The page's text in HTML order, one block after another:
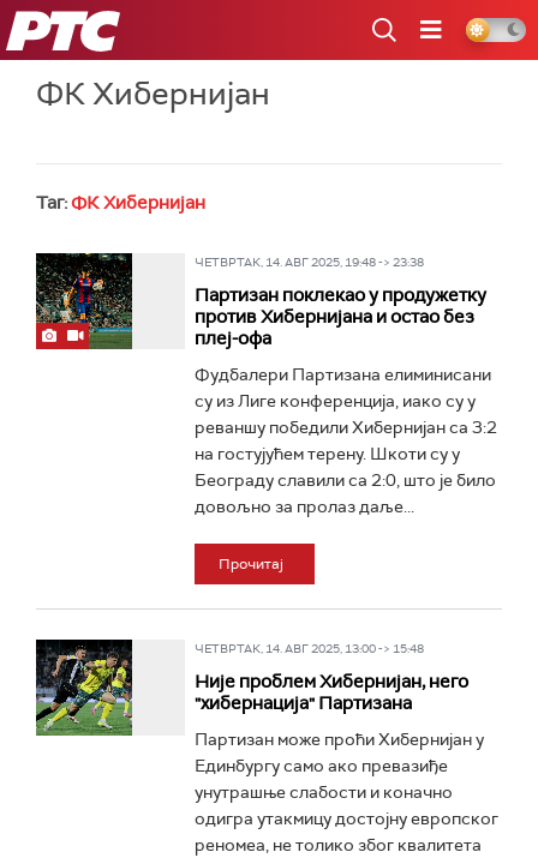
РТС
ФК Хибернијан
Таг:ФК Хибернијан
ЧЕТВРТАК, 14. АВГ 2025, 19:48 -> 23:38
Партизан поклекао у продужетку
против Хибернијана и остао без
плеј-офа
Фудбалери Партизана елиминисани
су из Лиге конференција, иако су у
реваншу победили Хибернијан са 3:2
на гостујућем терену. Шкоти су у
Београду славили са 2:0, што је било
довољно за пролаз даље...
Прочитај
ЧЕТВРТАК, 14. АВГ 2025, 13:00 -> 15:48
Није проблем Хибернијан, него
"хибернација" Партизана
Партизан може проћи Хибернијан у
Единбургу само ако превазиђе
унутрашње слабости и коначно
одигра утакмицу достојну европског
реномеа, не толико због квалитета